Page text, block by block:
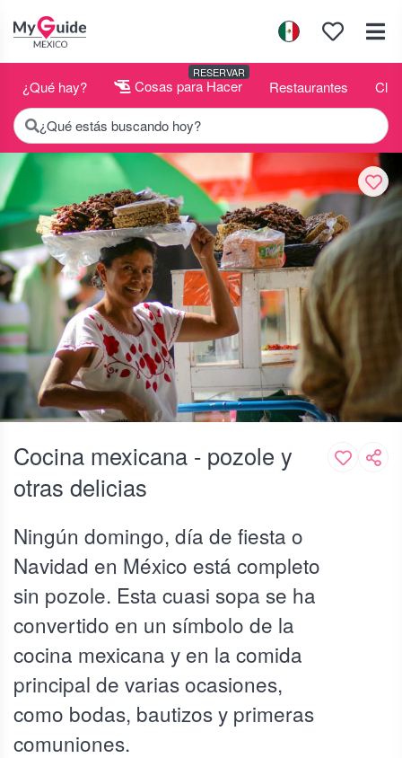
¿Qué hay? Cosas para Hacer
RESERVAR
Restaurantes
¿Qué estás buscando hoy?
Cocina mexicana - pozole y
otras delicias
Ningún domingo, día de fiesta o
Navidad en México está completo
sin pozole. Esta cuasi sopa se ha
convertido en un símbolo de la
cocina mexicana y en la comida
principal de varias ocasiones,
como bodas, bautizos y primeras
comuniones.